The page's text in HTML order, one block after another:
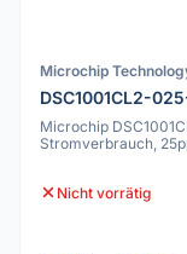
Microchip
DSC1001CL2-
Microchip
Stromverbrauch,
Nicht vorrätig